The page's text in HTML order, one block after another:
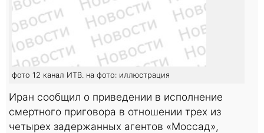
фото 12 канал ИТВ. на фото: иллюстрация
Иран сообщил о приведении в исполнение
смертного приговора в отношении трех из
четырех задержанных агентов «Моссад»,